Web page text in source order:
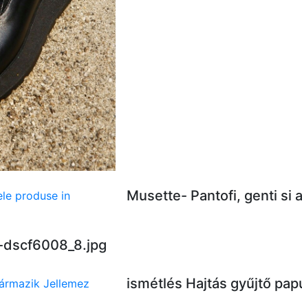
Musette- Pantofi, genti si
ismétlés Hajtás gyűjtő